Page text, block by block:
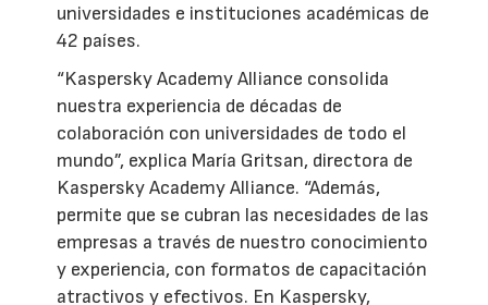
universidades e instituciones académicas de
42 países.
“Kaspersky Academy Alliance consolida
nuestra experiencia de décadas de
colaboración con universidades de todo el
mundo”, explica María Gritsan, directora de
Kaspersky Academy Alliance. “Además,
permite que se cubran las necesidades de las
empresas a través de nuestro conocimiento
y experiencia, con formatos de capacitación
atractivos y efectivos. En Kaspersky,